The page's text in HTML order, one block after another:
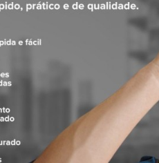
50 mm | Altura: 333 mm